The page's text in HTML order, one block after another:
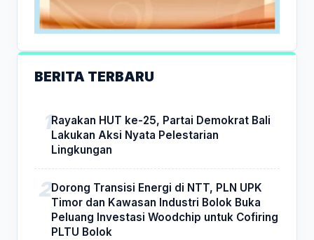
BERITA TERBARU
Rayakan HUT ke-25, Partai Demokrat Bali
Lakukan Aksi Nyata Pelestarian
Lingkungan
Dorong Transisi Energi di NTT, PLN UPK
Timor dan Kawasan Industri Bolok Buka
Peluang Investasi Woodchip untuk Cofiring
PLTU Bolok